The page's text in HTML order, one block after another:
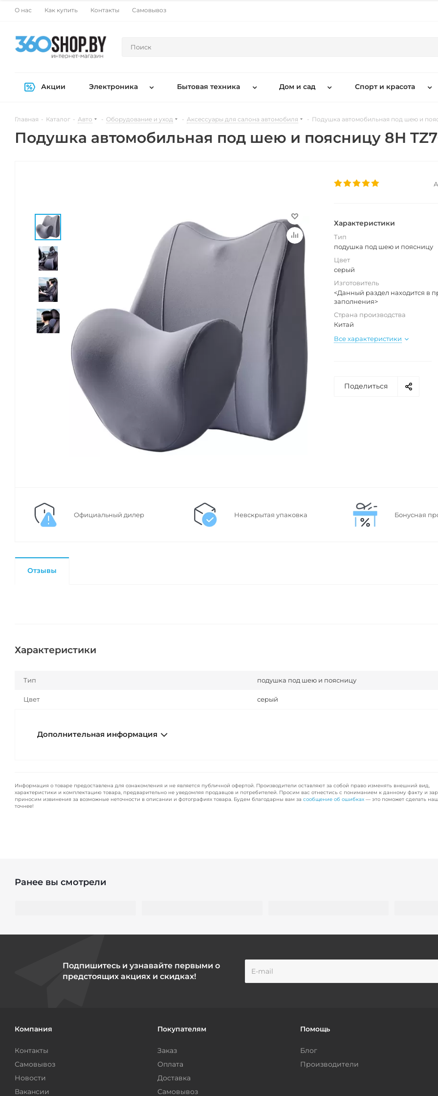
О нас Как купить Контакты Самовывоз
Акции Электроника Бытовая техника Дом и сад Спорт и красота
Главная - Каталог - Авто - Оборудование и уход - Аксессуары для салона автомобиля - Подушка автомобильная под шею и
Подушка автомобильная под шею и поясницу 8H
Характеристики
Тип
подушка под шею и поясницу
Цвет
серый
Изготовитель
<Данный раздел находится в
заполнения>
Страна производства
Китай
Все характеристики
Поделиться
Официальный дилер Невскрытая упаковка Бонусная
Отзывы
Характеристики
Тип подушка под шею и поясницу
Цвет серый
Дополнительная информация
Информация о товаре предоставлена для ознакомления и не является публичной офертой. Производители оставляют за собой право изменять внешний вид,
характеристики и комплектацию товара, предварительно не уведомляя продавцов и потребителей. Просим вас отнестись с пониманием к данному факту и
приносим извинения за возможные неточности в описании и фотографиях товара. Будем благодарны вам за сообщение об ошибках — это поможет сделать
точнее!
Ранее вы смотрели
Подпишитесь и узнавайте первыми о
предстоящих акциях и скидках!
Компания
Контакты
Самовывоз
Новости
Вакансии
Покупателям
Заказ
Оплата
Доставка
Самовывоз
Помощь
Блог
Производители